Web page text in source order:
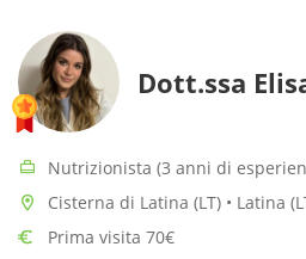
Dott.ssa
Nutrizionista (3 anni di
Cisterna di Latina (LT) • Latina
Prima visita 70€